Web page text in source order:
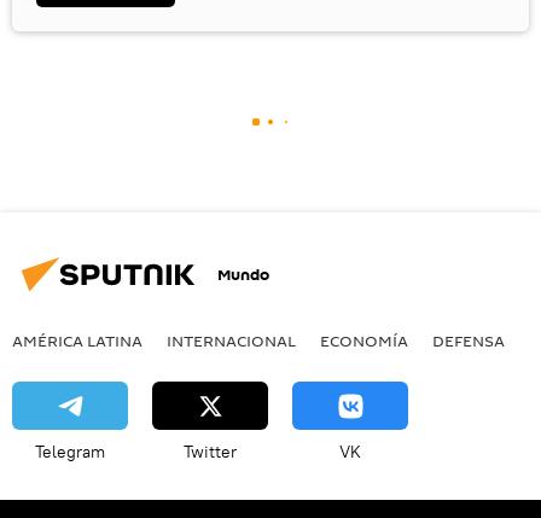
Mundo
AMÉRICA LATINA INTERNACIONAL ECONOMÍA DEFENSA
Telegram Twitter VK